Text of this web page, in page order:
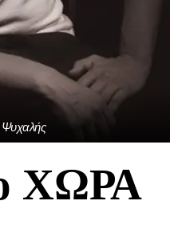
Ψυχαλής
ΧΩΡΑ